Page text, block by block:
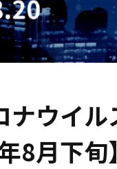
ナウイ
8月下旬】